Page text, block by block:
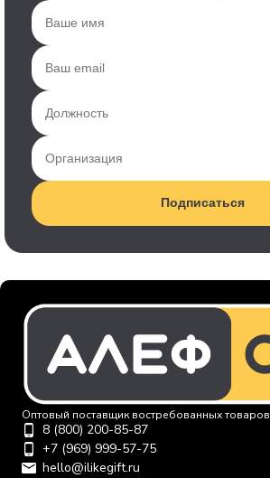
Подписаться
Оптовый поставщик востребованных товаров
8 (800) 200-85-87
+7 (969) 999-57-75
hello@ilikegift.ru